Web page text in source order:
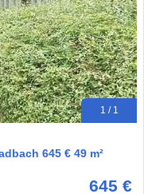
1 / 1
645 € 49 m²
645 €